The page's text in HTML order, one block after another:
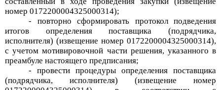
номер 0172200004325000314);
- повторно сформировать протокол подведения
итогов определения поставщика (подрядчика,
исполнителя) (извещение номер 0172200004325000314),
с учетом мотивировочной части решения, указанного в
преамбуле настоящего предписания;
- провести процедуры определения поставщика
(подрядчика, исполнителя) (извещение номер